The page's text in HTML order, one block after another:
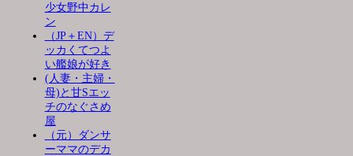
少女野中カレ
ン
（JP＋EN）デ
ッカくてつよ
い艦娘が好き
(人妻・主婦・
母)と甘Sエッ
チのなぐさめ
屋
（元）ダンサ
ーママのデカ